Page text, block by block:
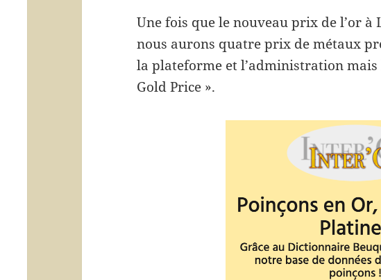
Une fois que le nouveau prix de l’or à
nous aurons quatre prix de métaux
la plateforme et l’administration mais
Gold Price ».